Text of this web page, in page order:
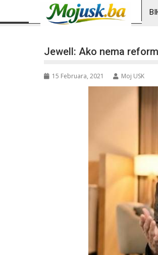
Jewell: Ako nema
15 Februara, 2021 Moj USK